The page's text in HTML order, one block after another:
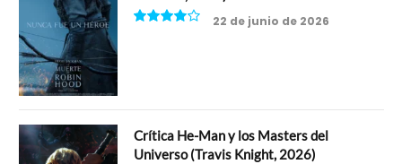
22 de junio de 2026
Crítica He-Man y los Masters del
Universo (Travis Knight, 2026)